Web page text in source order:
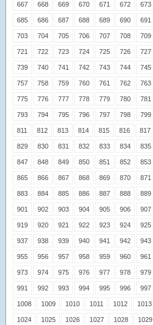
667 668 669 670 671 672 673
685 686 687 688 689 690 691
703 704 705 706 707 708 709
721 722 723 724 725 726 727
739 740 741 742 743 744 745
757 758 759 760 761 762 763
775 776 777 778 779 780 781
793 794 795 796 797 798 799
811 812 813 814 815 816 817
829 830 831 832 833 834 835
847 848 849 850 851 852 853
865 866 867 868 869 870 871
883 884 885 886 887 888 889
901 902 903 904 905 906 907
919 920 921 922 923 924 925
937 938 939 940 941 942 943
955 956 957 958 959 960 961
973 974 975 976 977 978 979
991 992 993 994 995 996 997
1008 1009 1010 1011 1012 1013
1024 1025 1026 1027 1028 1029